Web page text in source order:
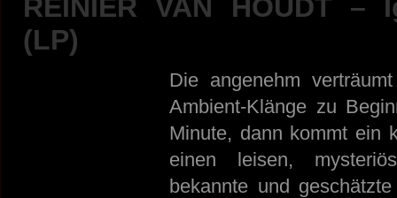
REINIER VAN HOUDT –
(LP)
Die angenehm
Ambient-Klänge zu
Minute, dann kommt ein
einen leisen,
bekannte und